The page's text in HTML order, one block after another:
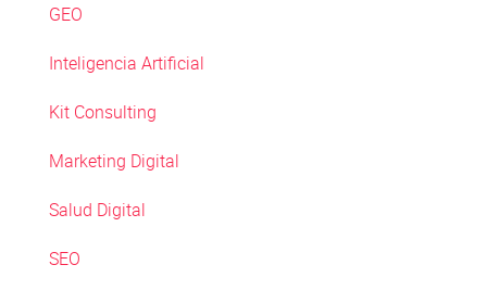
GEO
Inteligencia Artificial
Kit Consulting
Marketing Digital
Salud Digital
SEO